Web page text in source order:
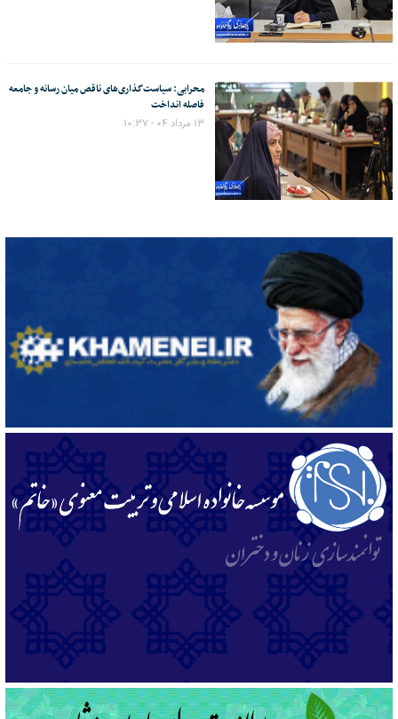
محرابی: سیاست‌گذاری‌های ناقص میان رسانه و جامعه
فاصله انداخت
۱۳ مرداد ۰۴ - ۱۰:۳۷